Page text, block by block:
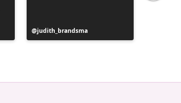
Publicación
realizada
judith_brandsma